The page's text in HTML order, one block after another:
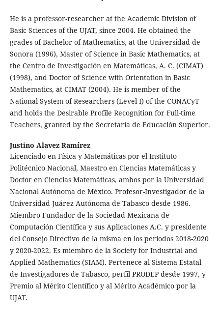
He is a professor-researcher at the Academic Division of
Basic Sciences of the UJAT, since 2004. He obtained the
grades of Bachelor of Mathematics, at the Universidad de
Sonora (1996), Master of Science in Basic Mathematics, at
the Centro de Investigación en Matemáticas, A. C. (CIMAT)
(1998), and Doctor of Science with Orientation in Basic
Mathematics, at CIMAT (2004). He is member of the
National System of Researchers (Level I) of the CONACyT
and holds the Desirable Profile Recognition for Full-time
Teachers, granted by the Secretaría de Educación Superior.
Justino Alavez Ramírez
Licenciado en Física y Matemáticas por el Instituto
Politécnico Nacional, Maestro en Ciencias Matemáticas y
Doctor en Ciencias Matemáticas, ambos por la Universidad
Nacional Autónoma de México. Profesor-Investigador de la
Universidad Juárez Autónoma de Tabasco desde 1986.
Miembro Fundador de la Sociedad Mexicana de
Computación Científica y sus Aplicaciones A.C. y presidente
del Consejo Directivo de la misma en los periodos 2018-2020
y 2020-2022. Es miembro de la Society for Industrial and
Applied Mathematics (SIAM). Pertenece al Sistema Estatal
de Investigadores de Tabasco, perfil PRODEP desde 1997, y
Premio al Mérito Científico y al Mérito Académico por la
UJAT.